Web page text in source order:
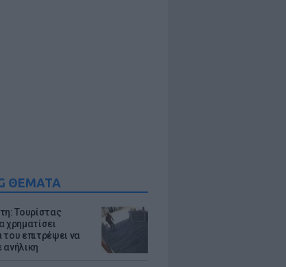
ΘΕΜΑΤΑ
Τουρίστας
χρηματίσει
του επιτρέψει να
ανήλικη